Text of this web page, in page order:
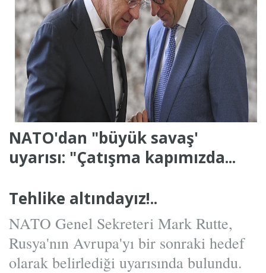
NATO'dan "büyük savaş'
uyarısı: "Çatışma kapımızda...
Tehlike altındayız!..
NATO Genel Sekreteri Mark Rutte,
Rusya'nın Avrupa'yı bir sonraki hedef
olarak belirlediği uyarısında bulundu.